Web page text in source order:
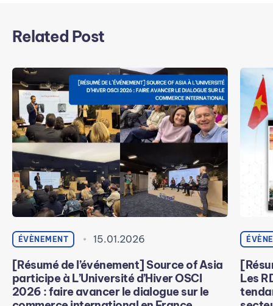
Related Post
ÉVÈNEMENT 15.01.2026
[Résumé de l’événement] Source of Asia
participe à L’Université d’Hiver OSCI
2026 : faire avancer le dialogue sur le
Les